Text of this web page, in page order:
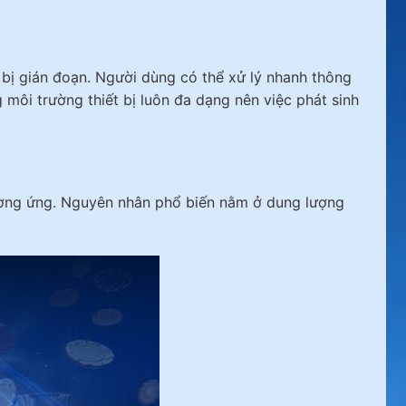
gián đoạn. Người dùng có thể xử lý nhanh thông
trường thiết bị luôn đa dạng nên việc phát sinh
ứng. Nguyên nhân phổ biến nằm ở dung lượng